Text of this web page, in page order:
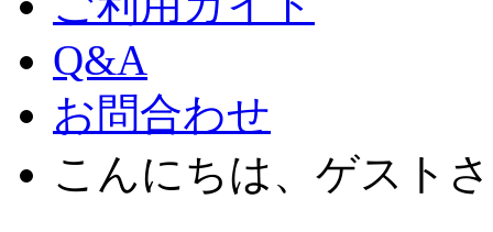
Q&A
お問合わせ
こんにちは、ゲスト